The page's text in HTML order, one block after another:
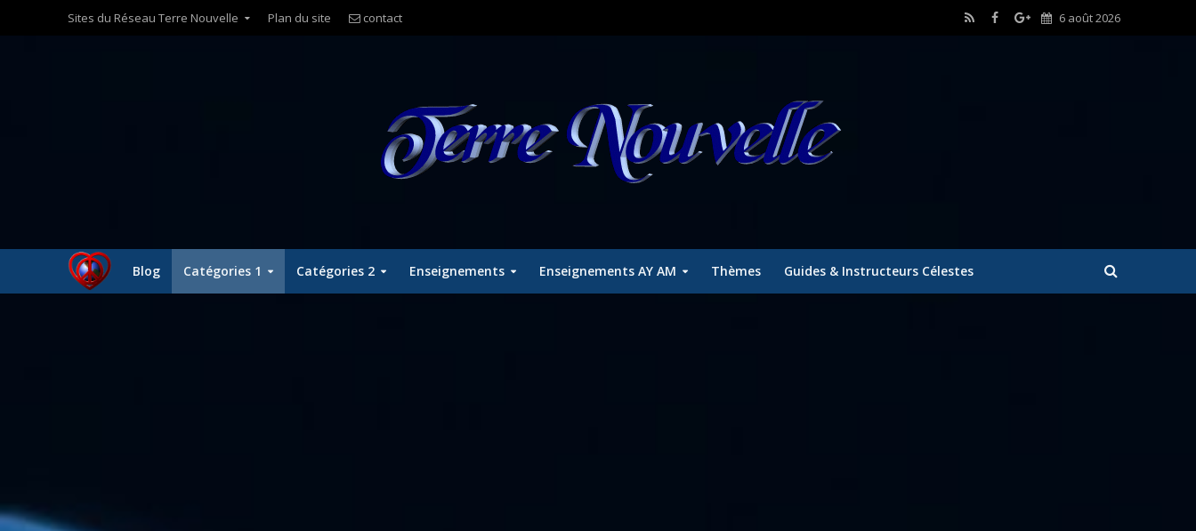
Sites du Réseau Terre Nouvelle Plan du site contact 6 août 2026
Blog Catégories 1 Catégories 2 Enseignements Enseignements AY AM Thèmes Guides & Instructeurs Célestes